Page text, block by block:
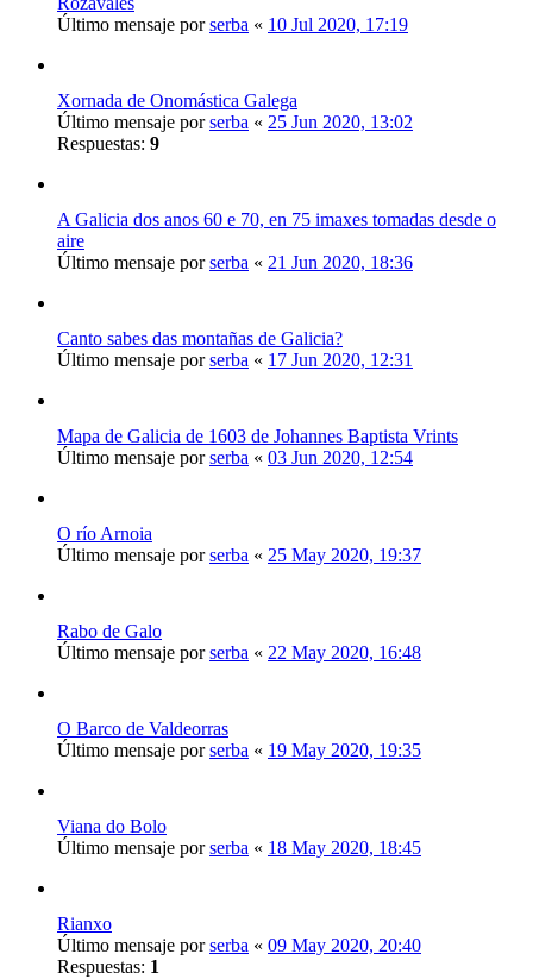
Último mensaje porserba « 10 Jul 2020, 17:19
Xornada de Onomástica Galega
Último mensaje porserba « 25 Jun 2020, 13:02
Respuestas: 9
A Galicia dos anos 60 e 70, en 75 imaxes tomadas desde o
aire
Último mensaje porserba « 21 Jun 2020, 18:36
Canto sabes das montañas de Galicia?
Último mensaje porserba « 17 Jun 2020, 12:31
Mapa de Galicia de 1603 de Johannes Baptista Vrints
Último mensaje porserba « 03 Jun 2020, 12:54
O río Arnoia
Último mensaje porserba « 25 May 2020, 19:37
Rabo de Galo
Último mensaje porserba « 22 May 2020, 16:48
O Barco de Valdeorras
Último mensaje porserba « 19 May 2020, 19:35
Viana do Bolo
Último mensaje porserba « 18 May 2020, 18:45
Rianxo
Último mensaje porserba « 09 May 2020, 20:40
Respuestas: 1